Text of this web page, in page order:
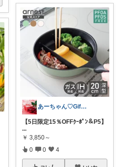
あーちゃん♡Giftで選びたい商品🌹
【5日限定15％OFFｸｰﾎﾟﾝ＆P5】
...
￥ 3,850～
0 0 4